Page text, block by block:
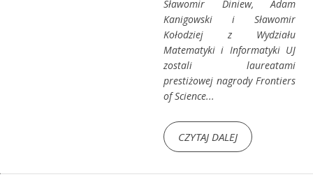
Sławomir Diniew, Adam
Kanigowski i Sławomir
Kołodziej z Wydziału
Matematyki i Informatyki UJ
zostali laureatami
prestiżowej nagrody Frontiers
of Science...
CZYTAJ DALEJ